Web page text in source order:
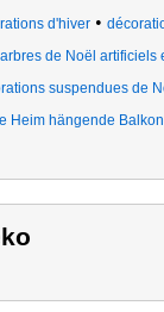
d'hiver •
arbres de Noël artificiels
suspendues de
Heim hängende